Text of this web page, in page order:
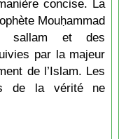
concise. La
Mouḥammad
sallam et des
par la majeur
de l’Islam. Les
de la vérité ne